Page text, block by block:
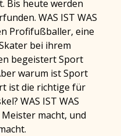
Bis heute werden
WAS IST WAS
Profifußballer, eine
bei ihrem
begeistert Sport
warum ist Sport
ist die richtige für
WAS IST WAS
macht, und